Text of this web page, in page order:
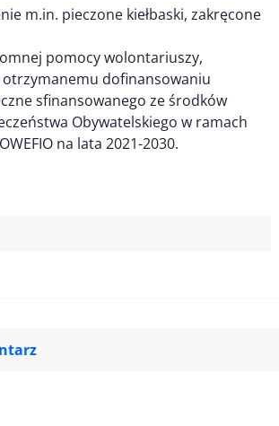
m.in. pieczone kiełbaski, zakręcone
pomocy wolontariuszy,
dofinansowaniu
sfinansowanego ze środków
Obywatelskiego w ramach
na lata 2021-2030.